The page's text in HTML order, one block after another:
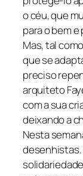
o céu, que
para o bem e
Mas, tal
que se
preciso
arquiteto
com a sua
deixando a
Nesta
desenhistas.